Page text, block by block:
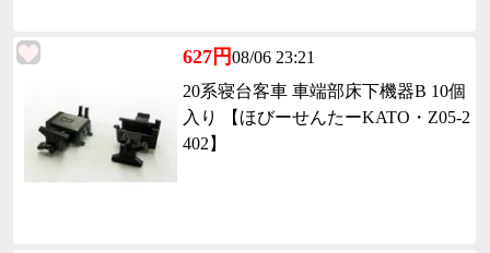
627円08/06 23:21
20系寝台客車 車端部床下機器B 10個
入り 【ほびーせんたーKATO・Z05-2
402】